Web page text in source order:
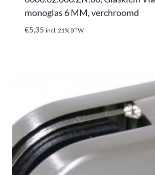
monoglas 6 MM, verchroomd
€5,35 incl. 21% BTW